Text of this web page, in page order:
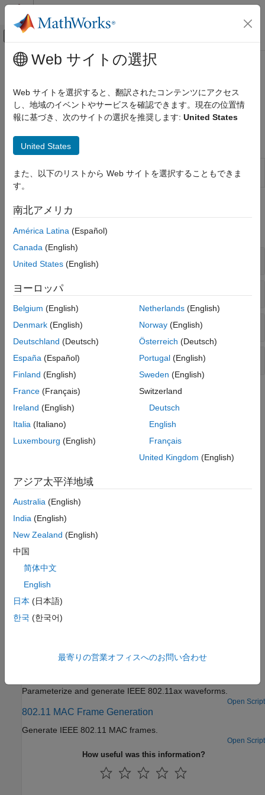
コンテンツへスキップ
オフキャンバス ナビゲーション メ
ドキュメンテーションのホーム
WLAN Toolbox
Signal Transmission
カテゴリ
802.11bn (Wi-Fi 8)
802.11be (Wi-Fi 7)
802.11az
802.11ax (Wi-Fi 6)
802.11n/ac (Wi-Fi 4 and Wi-Fi 5)
802.11a/b/g/j/p
メインコンテンツ
802.11ax (Wi-Fi 6)
Transmit 802.11ax™ (HE) signals
Model HE-related signal transmission functionality.
Apps
WLAN Waveform
Generator
Create, impair, visualize, and export
WLAN waveforms
Functions
expand all
PHY Configuration
Waveform Generation
Bit-Level Processing
Topics
Modeling
Describes the IEEE®
802.11™ standards supported by WLAN
Toolbox™ for physical layer modeling.
HE PPDU Structure
Describes the HE PPDUs you can model by using WLAN
Toolbox.
Describes HE MU transmission configuration options.
Packet Size and Duration Dependencies
Scrambler Initialization
Convert initial scrambling sequence bits to a scrambler initial
Featured Examples
Parameterize and generate IEEE 802.11ax waveforms.
Open Script
802.11 MAC Frame Generation
Generate IEEE 802.11 MAC frames.
Open Script
How useful was this information?
Web サイトの選択
Web サイトを選択すると、翻訳されたコンテンツにアクセス
し、地域のイベントやサービスを確認できます。現在の位置情
報に基づき、次のサイトの選択を推奨します: United States
United States
また、以下のリストから Web サイトを選択することもできま
す。
南北アメリカ
América Latina (Español)
Canada (English)
United States (English)
ヨーロッパ
Belgium (English)
Denmark (English)
Deutschland (Deutsch)
España (Español)
Finland (English)
France (Français)
Ireland (English)
Italia (Italiano)
Luxembourg (English)
Netherlands(English)
Norway(English)
Österreich (Deutsch)
Portugal(English)
Sweden (English)
Switzerland
Deutsch
English
Français
United Kingdom (English)
アジア太平洋地域
Australia (English)
India (English)
New Zealand (English)
中国
简体中文
English
日本 (日本語)
한국 (한국어)
最寄りの営業オフィスへのお問い合わせ